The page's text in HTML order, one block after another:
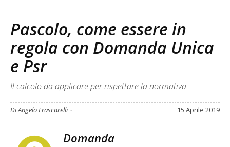
Pascolo, come essere in
regola con Domanda Unica
e Psr
Il calcolo da applicare per rispettare la normativa
Di Angelo Frascarelli - 15 Aprile 2019
Domanda